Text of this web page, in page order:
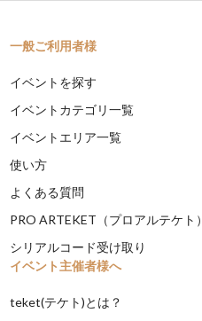
一般ご利用者様
イベントを探す
イベントカテゴリ一覧
イベントエリア一覧
使い方
よくある質問
PRO ARTEKET（プロアルテケト）
シリアルコード受け取り
イベント主催者様へ
teket(テケト)とは？